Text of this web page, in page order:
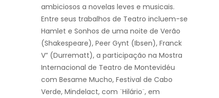
ambiciosos a novelas leves e musicais.
Entre seus trabalhos de Teatro incluem-se
Hamlet e Sonhos de uma noite de Verão
(Shakespeare), Peer Gynt (Ibsen), Franck
V” (Durrematt), a participação na Mostra
Internacional de Teatro de Montevidéu
com Besame Mucho, Festival de Cabo
Verde, Mindelact, com ¨Hilário¨, em